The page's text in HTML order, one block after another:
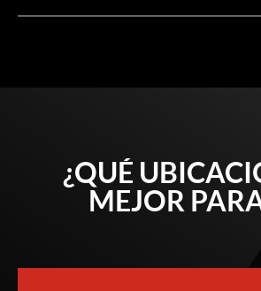
¿QUÉ
MEJOR